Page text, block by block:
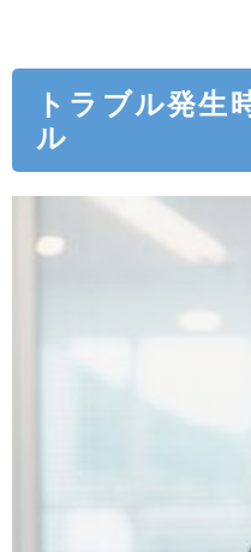
トラブル発生
ル